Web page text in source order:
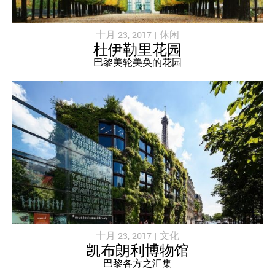
十月 23, 2017 | 休闲
杜伊勒里花园
巴黎美轮美奂的花园
十月 23, 2017 | 文化
凯布朗利博物馆
巴黎各方之汇集